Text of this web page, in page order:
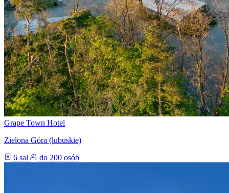
Grape Town Hotel
Zielona Góra (lubuskie)
6 sal
do 200 osób